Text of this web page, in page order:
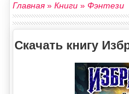
Главная» Книги » Фэнтези
Скачать книгу